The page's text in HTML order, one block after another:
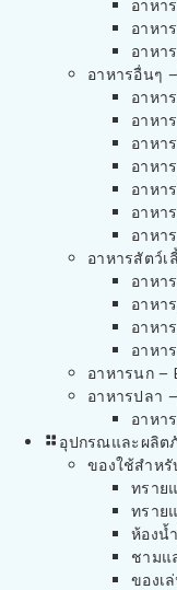
อาหา
อาหา
อาหา
อาหารอื่นๆ
อาหา
อาหา
อาหา
อาหา
อาหา
อาหา
อาหา
อาหารสัตว์เ
อาหา
อาหา
อาหา
อาหา
อาหารนก –
อาหารปลา
อาหา
อุปกรณและผลิต
ของใช้สำหรั
ทราย
ทราย
ห้องน้
ชามแ
ของเ